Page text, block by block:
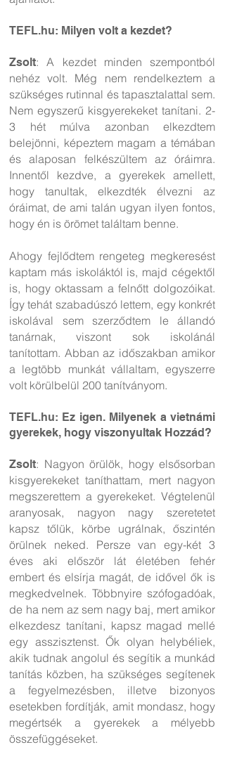
TEFL.hu: Milyen volt a kezdet?
Zsolt: A kezdet minden szempontból
nehéz volt. Még nem rendelkeztem a
szükséges rutinnal és tapasztalattal sem.
Nem egyszerű kisgyerekeket tanítani. 2-
3 hét múlva azonban elkezdtem
belejönni, képeztem magam a témában
és alaposan felkészültem az óráimra.
Innentől kezdve, a gyerekek amellett,
hogy tanultak, elkezdték élvezni az
óráimat, de ami talán ugyan ilyen fontos,
hogy én is örömet találtam benne.
Ahogy fejlődtem rengeteg megkeresést
kaptam más iskoláktól is, majd cégektől
is, hogy oktassam a felnőtt dolgozóikat.
Így tehát szabadúszó lettem, egy konkrét
iskolával sem szerződtem le állandó
tanárnak, viszont sok iskolánál
tanítottam. Abban az időszakban amikor
a legtöbb munkát vállaltam, egyszerre
volt körülbelül 200 tanítványom.
TEFL.hu: Ez igen. Milyenek a vietnámi
gyerekek, hogy viszonyultak Hozzád?
Zsolt: Nagyon örülök, hogy elsősorban
kisgyerekeket taníthattam, mert nagyon
megszerettem a gyerekeket. Végtelenül
aranyosak, nagyon nagy szeretetet
kapsz tőlük, körbe ugrálnak, őszintén
örülnek neked. Persze van egy-két 3
éves aki először lát életében fehér
embert és elsírja magát, de idővel ők is
megkedvelnek. Többnyire szófogadóak,
de ha nem az sem nagy baj, mert amikor
elkezdesz tanítani, kapsz magad mellé
egy asszisztenst. Ők olyan helybéliek,
akik tudnak angolul és segítik a munkád
tanítás közben, ha szükséges segítenek
a fegyelmezésben, illetve bizonyos
esetekben fordítják, amit mondasz, hogy
megértsék a gyerekek a mélyebb
összefüggéseket.